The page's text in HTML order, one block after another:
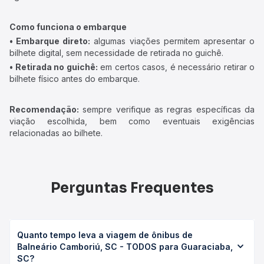
Como funciona o embarque
• Embarque direto: algumas viações permitem apresentar o
bilhete digital, sem necessidade de retirada no guichê.
• Retirada no guichê: em certos casos, é necessário retirar o
bilhete físico antes do embarque.
Recomendação: sempre verifique as regras específicas da
viação escolhida, bem como eventuais exigências
relacionadas ao bilhete.
Perguntas Frequentes
Quanto tempo leva a viagem de ônibus de
Balneário Camboriú, SC - TODOS para Guaraciaba,
SC?